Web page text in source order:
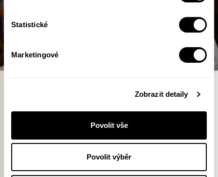
Statistické
Marketingové
Zobrazit detaily
Povolit vše
Povolit výběr
studia na Filozofické fakultě
Univerzity Karlovy. V současnosti žije
v Japonsku, kde se zabývá poválečnou japonskou